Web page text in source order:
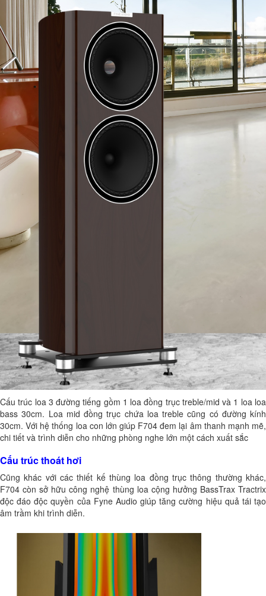
Cấu trúc loa 3 đường tiếng gồm 1 loa đồng trục treble/mid và 1 loa loa
bass 30cm. Loa mid đồng trục chứa loa treble cũng có đường kính
30cm. Với hệ thống loa con lớn giúp F704 đem lại âm thanh mạnh mẽ,
chi tiết và trình diễn cho những phòng nghe lớn một cách xuất sắc
Cấu trúc thoát hơi
Cũng khác với các thiết kế thùng loa đồng trục thông thường khác,
F704 còn sở hữu công nghệ thùng loa cộng hưởng BassTrax Tractrix
độc đáo độc quyền của Fyne Audio giúp tăng cường hiệu quả tái tạo
âm trầm khi trình diễn.